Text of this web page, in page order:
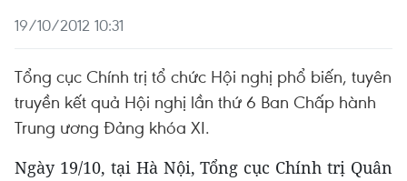
19/10/2012 10:31
Tổng cục Chính trị tổ chức Hội nghị phổ biến, tuyên
truyền kết quả Hội nghị lần thứ 6 Ban Chấp hành
Trung ương Đảng khóa XI.
Ngày 19/10, tại Hà Nội, Tổng cục Chính trị Quân